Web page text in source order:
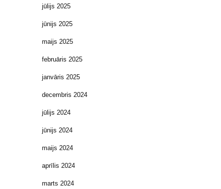
jūlijs 2025
jūnijs 2025
maijs 2025
februāris 2025
janvāris 2025
decembris 2024
jūlijs 2024
jūnijs 2024
maijs 2024
aprīlis 2024
marts 2024